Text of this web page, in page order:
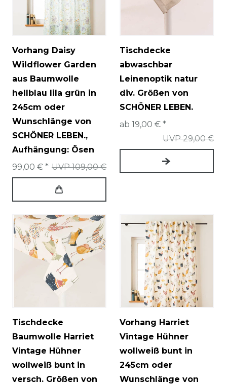
Vorhang Daisy
Wildflower Garden
aus Baumwolle
hellblau lila grün in
245cm oder
Wunschlänge von
SCHÖNER LEBEN.,
Aufhängung: Ösen
UVP 109,00 €
99,00 € *
Tischdecke
abwaschbar
Leinenoptik natur
div. Größen von
SCHÖNER LEBEN.
UVP 29,00 €
ab 19,00 € *
Tischdecke
Baumwolle Harriet
Vintage Hühner
wollweiß bunt in
versch. Größen von
Vorhang Harriet
Vintage Hühner
wollweiß bunt in
245cm oder
Wunschlänge von